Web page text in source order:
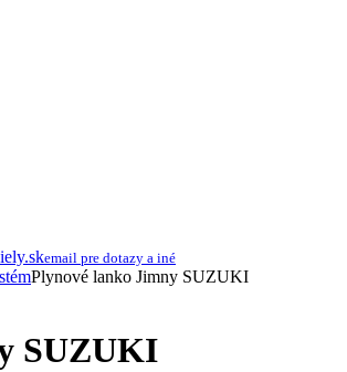
email pre dotazy a iné
Plynové lanko Jimny SUZUKI
SUZUKI